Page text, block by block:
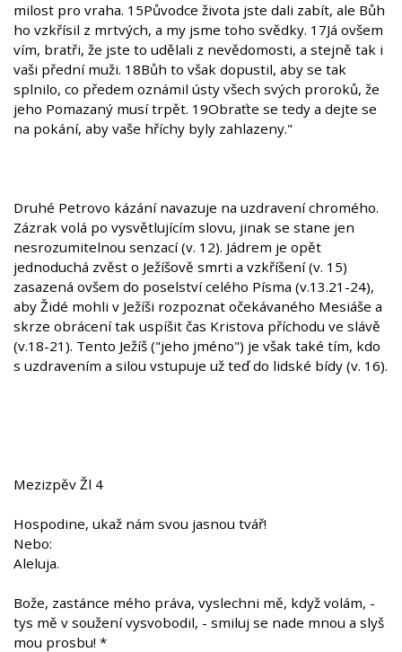
milost pro vraha. 15Původce života jste dali zabít, ale Bůh
ho vzkřísil z mrtvých, a my jsme toho svědky. 17Já ovšem
vím, bratři, že jste to udělali z nevědomosti, a stejně tak i
vaši přední muži. 18Bůh to však dopustil, aby se tak
splnilo, co předem oznámil ústy všech svých proroků, že
jeho Pomazaný musí trpět. 19Obraťte se tedy a dejte se
na pokání, aby vaše hříchy byly zahlazeny."
Druhé Petrovo kázání navazuje na uzdravení chromého.
Zázrak volá po vysvětlujícím slovu, jinak se stane jen
nesrozumitelnou senzací (v. 12). Jádrem je opět
jednoduchá zvěst o Ježíšově smrti a vzkříšení (v. 15)
zasazená ovšem do poselství celého Písma (v.13.21-24),
aby Židé mohli v Ježíši rozpoznat očekávaného Mesiáše a
skrze obrácení tak uspíšit čas Kristova příchodu ve slávě
(v.18-21). Tento Ježíš ("jeho jméno") je však také tím, kdo
s uzdravením a silou vstupuje už teď do lidské bídy (v. 16).
Mezizpěv Žl 4
Hospodine, ukaž nám svou jasnou tvář!
Nebo:
Aleluja.
Bože, zastánce mého práva, vyslechni mě, když volám, -
tys mě v soužení vysvobodil, - smiluj se nade mnou a slyš
mou prosbu! *